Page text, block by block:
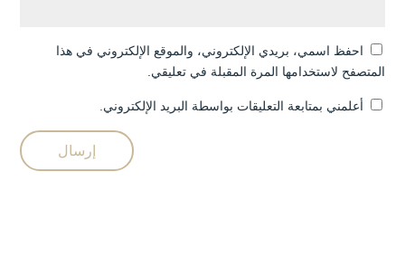
احفظ اسمي، بريدي الإلكتروني، والموقع الإلكتروني في هذا
المتصفح لاستخدامها المرة المقبلة في تعليقي.
أعلمني بمتابعة التعليقات بواسطة البريد الإلكتروني.